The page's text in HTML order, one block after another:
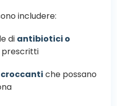
includere:
di antibiotici o
prescritti
croccanti che possano